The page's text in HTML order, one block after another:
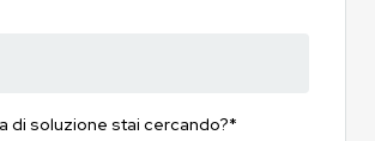
di soluzione stai cercando?*